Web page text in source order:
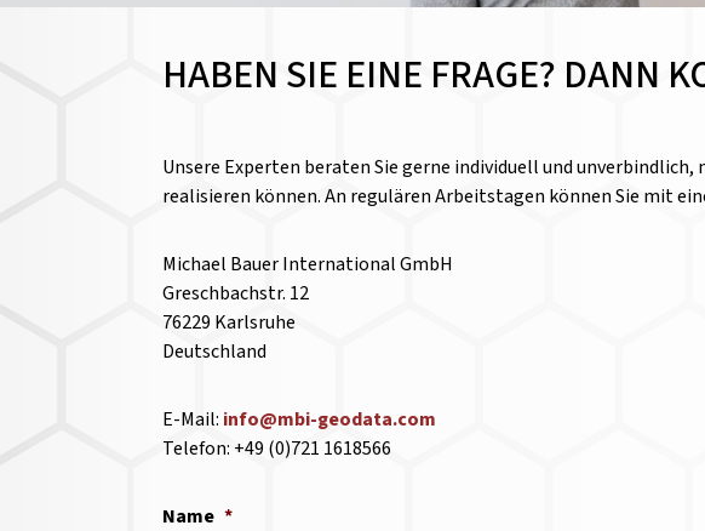
HABEN SIE EINE FRAGE? DANN
Unsere Experten beraten Sie gerne individuell und
realisieren können. An regulären Arbeitstagen können Sie mit
Michael Bauer International GmbH
Greschbachstr. 12
76229 Karlsruhe
Deutschland
E-Mail: info@mbi-geodata.com
Telefon: +49 (0)721 1618566
Name *